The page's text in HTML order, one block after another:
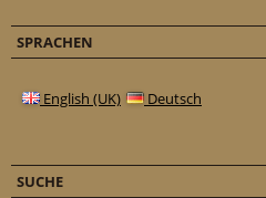
SPRACHEN
English (UK) Deutsch
SUCHE